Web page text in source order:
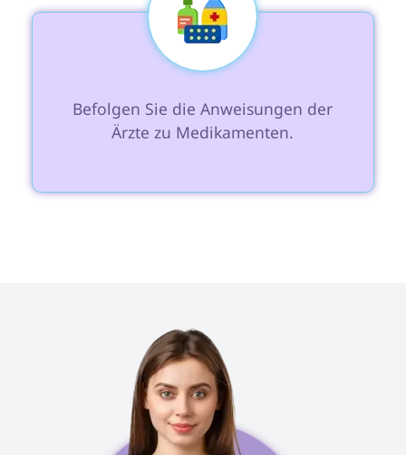
Ärzte zu Medikamenten.